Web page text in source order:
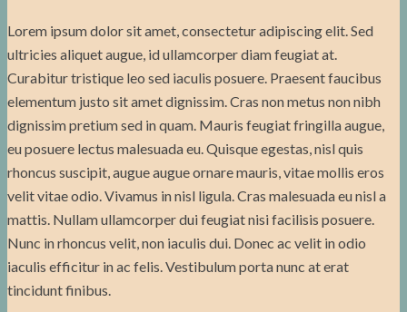
Lorem ipsum dolor sit amet, consectetur adipiscing elit. Sed
ultricies aliquet augue, id ullamcorper diam feugiat at.
Curabitur tristique leo sed iaculis posuere. Praesent faucibus
elementum justo sit amet dignissim. Cras non metus non nibh
dignissim pretium sed in quam. Mauris feugiat fringilla augue,
eu posuere lectus malesuada eu. Quisque egestas, nisl quis
rhoncus suscipit, augue augue ornare mauris, vitae mollis eros
velit vitae odio. Vivamus in nisl ligula. Cras malesuada eu nisl a
mattis. Nullam ullamcorper dui feugiat nisi facilisis posuere.
Nunc in rhoncus velit, non iaculis dui. Donec ac velit in odio
iaculis efficitur in ac felis. Vestibulum porta nunc at erat
tincidunt finibus.